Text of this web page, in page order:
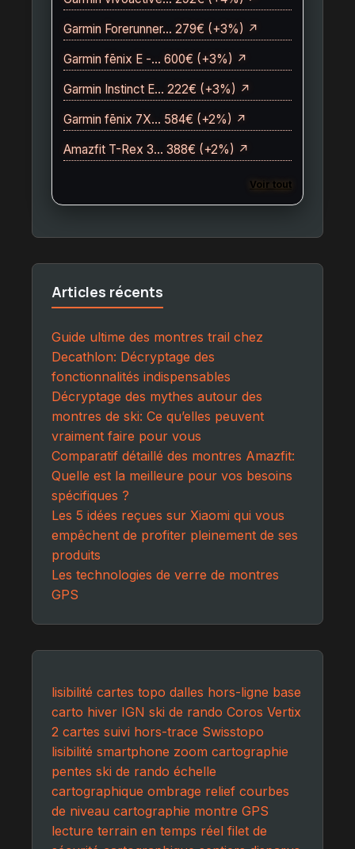
Garmin Forerunner… 279€ (+3%) ↗
Garmin fēnix E -… 600€ (+3%) ↗
Garmin Instinct E… 222€ (+3%) ↗
Garmin fēnix 7X… 584€ (+2%) ↗
Amazfit T-Rex 3… 388€ (+2%) ↗
Voir tout
Articles récents
Guide ultime des montres trail chez
Decathlon: Décryptage des
fonctionnalités indispensables
Décryptage des mythes autour des
montres de ski: Ce qu’elles peuvent
vraiment faire pour vous
Comparatif détaillé des montres Amazfit:
Quelle est la meilleure pour vos besoins
spécifiques ?
Les 5 idées reçues sur Xiaomi qui vous
empêchent de profiter pleinement de ses
produits
Les technologies de verre de montres
GPS
lisibilité cartes topo dalles hors-ligne base
carto hiver IGN ski de rando Coros Vertix
2 cartes suivi hors-trace Swisstopo
lisibilité smartphone zoom cartographie
pentes ski de rando échelle
cartographique ombrage relief courbes
de niveau cartographie montre GPS
lecture terrain en temps réel filet de